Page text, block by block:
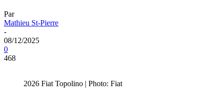
Par
Mathieu St-Pierre
-
08/12/2025
0
468
2026 Fiat Topolino | Photo: Fiat